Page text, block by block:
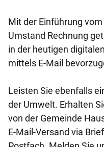
Mit der Einführung
Umstand Rechnung
in der heutigen
mittels E-Mail
Leisten Sie ebenfalls
der Umwelt. Erhalten
von der Gemeinde
E-Mail-Versand via